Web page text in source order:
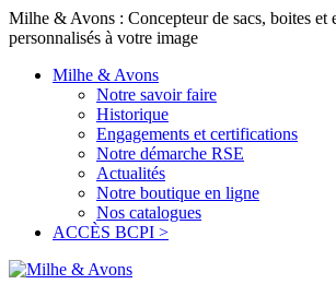
Milhe & Avons : Concepteur de sacs, boites et
personnalisés à votre image
Milhe & Avons
Notre savoir faire
Historique
Engagements et certifications
Notre démarche RSE
Actualités
Notre boutique en ligne
Nos catalogues
ACCÈS BCPI >